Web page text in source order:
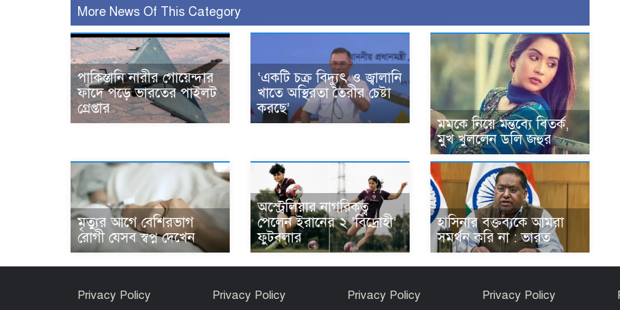
More News Of This Category
পাকিস্তানি নারীর গোয়েন্দার
ফাঁদে পড়ে ভারতের পাইলট
গ্রেপ্তার
‘একটি চক্র বিদ্যুৎ ও জ্বালানি
খাতে অস্থিরতা তৈরীর চেষ্টা
করছে’
মমকে নিয়ে মন্তব্যে বিতর্ক,
মুখ খুললেন ডলি জহুর
মৃত্যুর আগে বেশিরভাগ
রোগী যেসব স্বপ্ন দেখেন
অস্ট্রেলিয়ার নাগরিকত্ব
পেলেন ইরানের ২ ‘বিদ্রোহী’
ফুটবলার
হাসিনার বক্তব্যকে আমরা
সমর্থন করি না : ভারত
Privacy Policy Privacy Policy Privacy Policy Privacy Policy